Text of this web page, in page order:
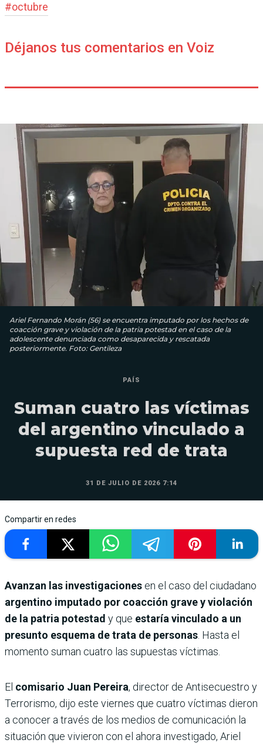
#octubre
Déjanos tus comentarios en Voiz
Ariel Fernando Morán (56) se encuentra imputado por los hechos de
coacción grave y violación de la patria potestad en el caso de la
adolescente denunciada como desaparecida y rescatada
posteriormente. Foto: Gentileza
PAÍS
Suman cuatro las víctimas
del argentino vinculado a
supuesta red de trata
31 DE JULIO DE 2026 7:14
Compartir en redes
Avanzan las investigaciones en el caso del ciudadano
argentino imputado por coacción grave y violación
de la patria potestad y que estaría vinculado a un
presunto esquema de trata de personas . Hasta el
momento suman cuatro las supuestas víctimas.
El comisario Juan Pereira, director de Antisecuestro y
Terrorismo, dijo este viernes que cuatro víctimas dieron
a conocer a través de los medios de comunicación la
situación que vivieron con el ahora investigado, Ariel